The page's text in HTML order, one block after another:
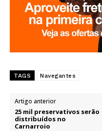
TAGS Navegantes
Artigo anterior
25 mil preservativos serão
distribuídos no
Carnarroio